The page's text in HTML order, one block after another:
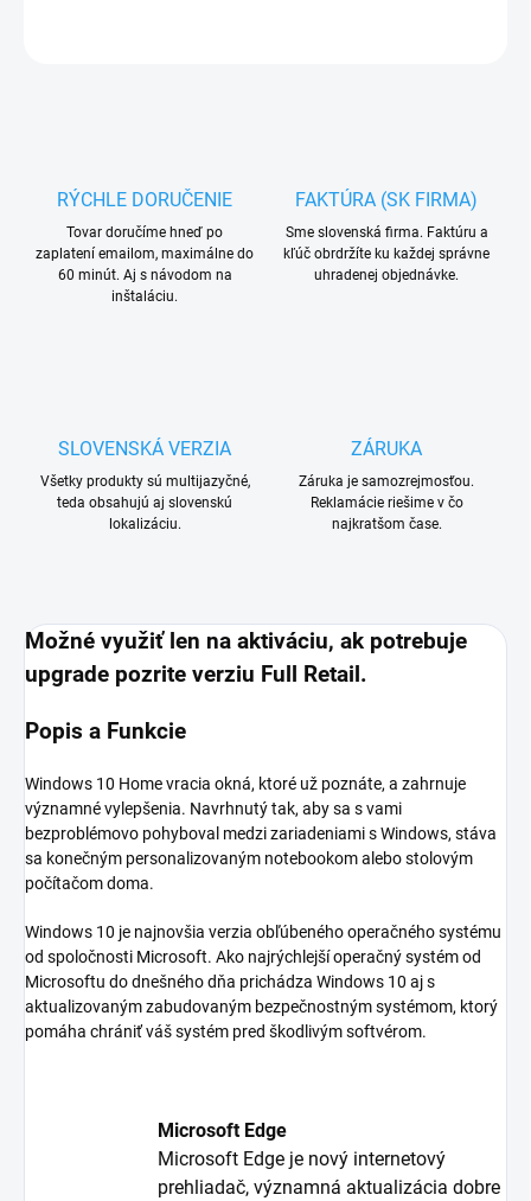
RÝCHLE DORUČENIE
Tovar doručíme hneď po
zaplatení emailom, maximálne do
60 minút. Aj s návodom na
inštaláciu.
FAKTÚRA (SK FIRMA)
Sme slovenská firma. Faktúru a
kľúč obrdržíte ku každej správne
uhradenej objednávke.
SLOVENSKÁ VERZIA
Všetky produkty sú multijazyčné,
teda obsahujú aj slovenskú
lokalizáciu.
ZÁRUKA
Záruka je samozrejmosťou.
Reklamácie riešime v čo
najkratšom čase.
Možné využiť len na aktiváciu, ak potrebuje
upgrade pozrite verziu Full Retail.
Popis a Funkcie
Windows 10 Home vracia okná, ktoré už poznáte, a zahrnuje
významné vylepšenia. Navrhnutý tak, aby sa s vami
bezproblémovo pohyboval medzi zariadeniami s Windows, stáva
sa konečným personalizovaným notebookom alebo stolovým
počítačom doma.
Windows 10 je najnovšia verzia obľúbeného operačného systému
od spoločnosti Microsoft. Ako najrýchlejší operačný systém od
Microsoftu do dnešného dňa prichádza Windows 10 aj s
aktualizovaným zabudovaným bezpečnostným systémom, ktorý
pomáha chrániť váš systém pred škodlivým softvérom.
Microsoft Edge
Microsoft Edge je nový internetový
prehliadač, významná aktualizácia dobre